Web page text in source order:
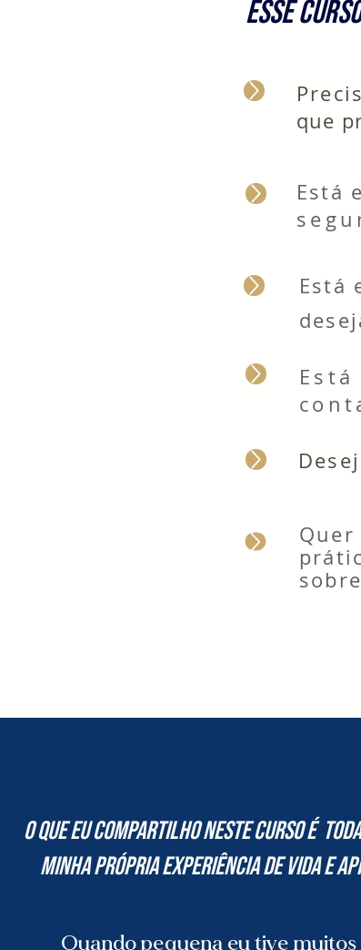
ESSE
que
Está
Está
O que eu compartilho neste curso é todA
minha própria experiência de VIDA e
Quando pequena eu tive muitos